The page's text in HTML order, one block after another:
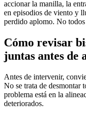
accionar la manilla, la
en episodios de viento y
perdido aplomo. No todos
Cómo revisar
juntas antes de
Antes de intervenir,
No se trata de desmontar
problema está en la
deteriorados.